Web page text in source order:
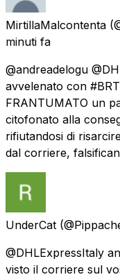
MirtillaMalcontenta
minuti fa
@andreadelogu
avvelenato con
FRANTUMATO un
citofonato alla
rifiutandosi di
dal corriere,
UnderCat
@DHLExpressItaly
visto il corriere sul